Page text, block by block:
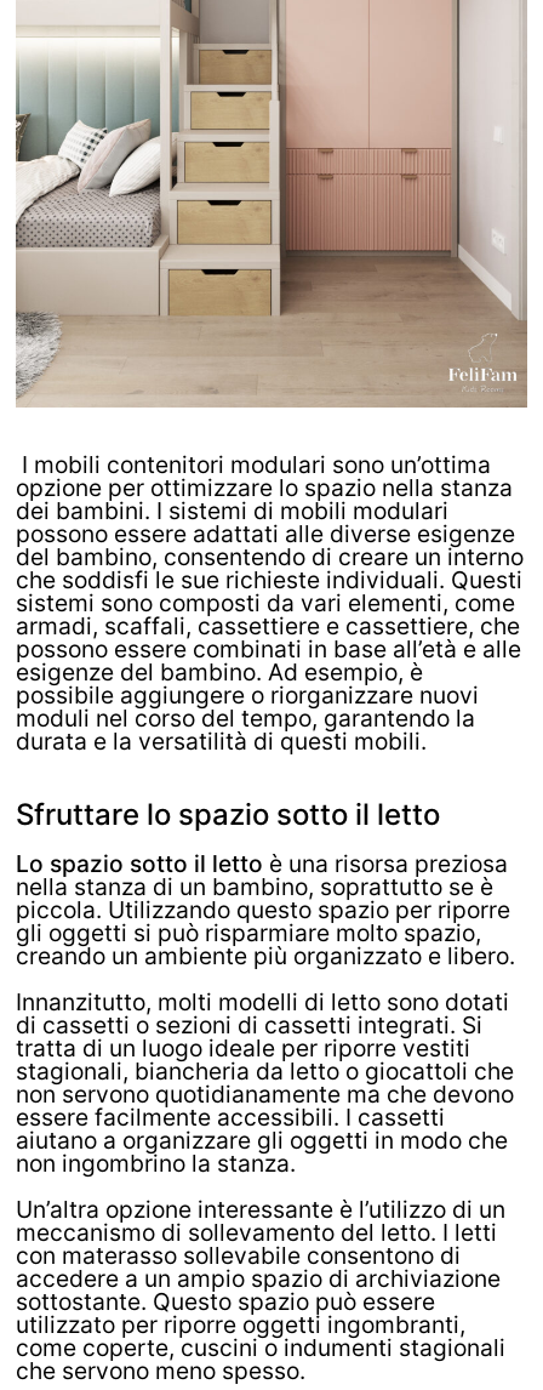
I mobili contenitori modulari sono un’ottima
opzione per ottimizzare lo spazio nella stanza
dei bambini. I sistemi di mobili modulari
possono essere adattati alle diverse esigenze
del bambino, consentendo di creare un interno
che soddisfi le sue richieste individuali. Questi
sistemi sono composti da vari elementi, come
armadi, scaffali, cassettiere e cassettiere, che
possono essere combinati in base all’età e alle
esigenze del bambino. Ad esempio, è
possibile aggiungere o riorganizzare nuovi
moduli nel corso del tempo, garantendo la
durata e la versatilità di questi mobili.
Sfruttare lo spazio sotto il letto
Lo spazio sotto il letto è una risorsa preziosa
nella stanza di un bambino, soprattutto se è
piccola. Utilizzando questo spazio per riporre
gli oggetti si può risparmiare molto spazio,
creando un ambiente più organizzato e libero.
Innanzitutto, molti modelli di letto sono dotati
di cassetti o sezioni di cassetti integrati. Si
tratta di un luogo ideale per riporre vestiti
stagionali, biancheria da letto o giocattoli che
non servono quotidianamente ma che devono
essere facilmente accessibili. I cassetti
aiutano a organizzare gli oggetti in modo che
non ingombrino la stanza.
Un’altra opzione interessante è l’utilizzo di un
meccanismo di sollevamento del letto. I letti
con materasso sollevabile consentono di
accedere a un ampio spazio di archiviazione
sottostante. Questo spazio può essere
utilizzato per riporre oggetti ingombranti,
come coperte, cuscini o indumenti stagionali
che servono meno spesso.